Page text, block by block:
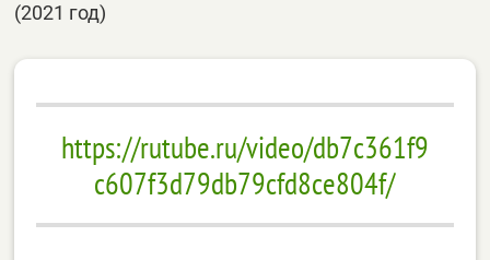
(2021 год)
https://rutube.ru/video/db7c361f9
c607f3d79db79cfd8ce804f/